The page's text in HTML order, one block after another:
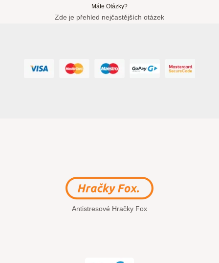
Máte Otázky?
Zde je přehled nejčastějších otázek
Antistresové Hračky Fox